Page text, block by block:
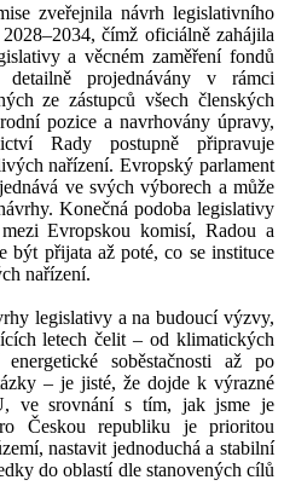
zveřejnila návrh legislativního
čímž oficiálně zahájila
a věcném zaměření fondů
projednávány v rámci
ze zástupců všech členských
pozice a navrhovány úpravy,
Rady postupně připravuje
nařízení. Evropský parlament
ve svých výborech a může
Konečná podoba legislativy
Evropskou komisí, Radou a
být přijata až poté, co se instituce
nařízení.
legislativy a na budoucí výzvy,
letech čelit – od klimatických
soběstačnosti až po
– je jisté, že dojde k výrazné
ve srovnání s tím, jak jsme je
Českou republiku je prioritou
nastavit jednoduchá a stabilní
do oblastí dle stanovených cílů